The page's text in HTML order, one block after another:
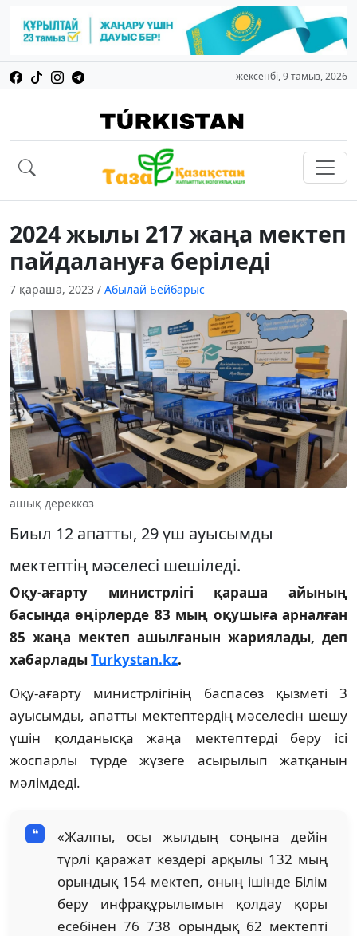
жексенбі, 9 тамыз, 2026
2024 жылы 217 жаңа мектеп
пайдалануға беріледі
7 қараша, 2023 / Абылай Бейбарыс
ашық дереккөз
Биыл 12 апатты, 29 үш ауысымды
мектептің мәселесі шешіледі.
Оқу-ағарту министрлігі қараша айының
басында өңірлерде 83 мың оқушыға арналған
85 жаңа мектеп ашылғанын жариялады, деп
хабарладыTurkystan.kz.
Оқу-ағарту министрлігінің баспасөз қызметі 3
ауысымды, апатты мектептердің мәселесін шешу
үшін қолданысқа жаңа мектептерді беру ісі
жоспарлы түрде жүзеге асырылып жатқанын
мәлімдеді.
«Жалпы, осы жылдың соңына дейін
түрлі қаражат көздері арқылы 132 мың
орындық 154 мектеп, оның ішінде Білім
беру инфрақұрылымын қолдау қоры
есебінен 76 738 орындық 62 мектепті